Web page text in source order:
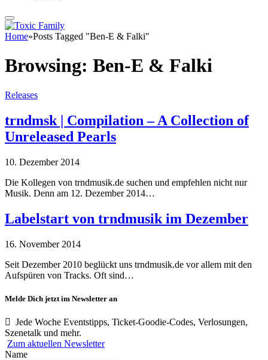
Home»Posts Tagged "Ben-E & Falki"
Browsing: Ben-E & Falki
Releases
trndmsk | Compilation – A Collection of
Unreleased Pearls
10. Dezember 2014
Die Kollegen von trndmusik.de suchen und empfehlen nicht nur
Musik. Denn am 12. Dezember 2014…
Labelstart von trndmusik im Dezember
16. November 2014
Seit Dezember 2010 beglückt uns trndmusik.de vor allem mit den
Aufspüren von Tracks. Oft sind…
Melde Dich jetzt im Newsletter an
Jede Woche Eventstipps, Ticket-Goodie-Codes, Verlosungen,
Szenetalk und mehr.
Zum aktuellen Newsletter
Name